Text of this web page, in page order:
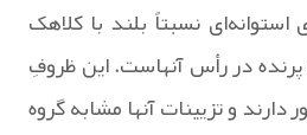
نسبتاً بلند با کلاهک‌
در رأس‌ آنهاست‌. این‌ ظروفِ
دارند و تزیینات‌ آنها مشابه‌ گروه‌